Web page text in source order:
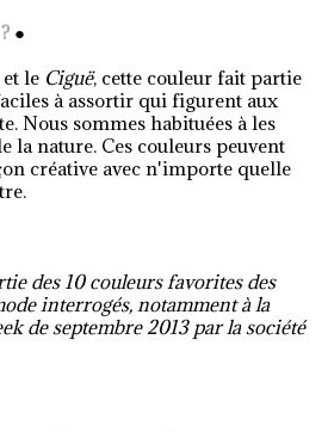
●
et le Ciguë, cette couleur fait partie
à assortir qui figurent aux
Nous sommes habituées à les
la nature. Ces couleurs peuvent
créative avec n'importe quelle
.
des 10 couleurs favorites des
interrogés, notamment à la
de septembre 2013 par la société